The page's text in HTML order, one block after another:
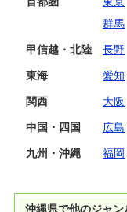
群馬
甲信越・北陸 長野
東海 愛知
関西 大阪
中国・四国 広島
九州・沖縄 福岡
沖縄県で他のジャン